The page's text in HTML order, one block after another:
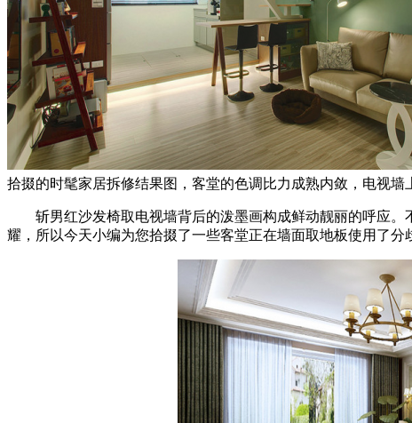
拾掇的时髦家居拆修结果图，客堂的色调比力成熟内敛，电视
斩男红沙发椅取电视墙背后的泼墨画构成鲜动靓丽的呼应。
耀，所以今天小编为您拾掇了一些客堂正在墙面取地板使用了